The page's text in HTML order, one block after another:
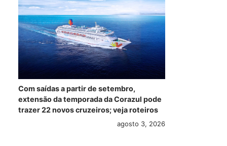
Com saídas a partir de setembro,
extensão da temporada da Corazul pode
trazer 22 novos cruzeiros; veja roteiros
agosto 3, 2026